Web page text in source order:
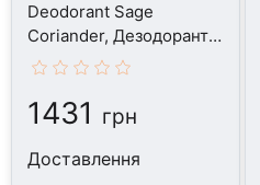
Deodorant Sage
Coriander, Дезодорант,
80 мл
1431 грн
Доставлення